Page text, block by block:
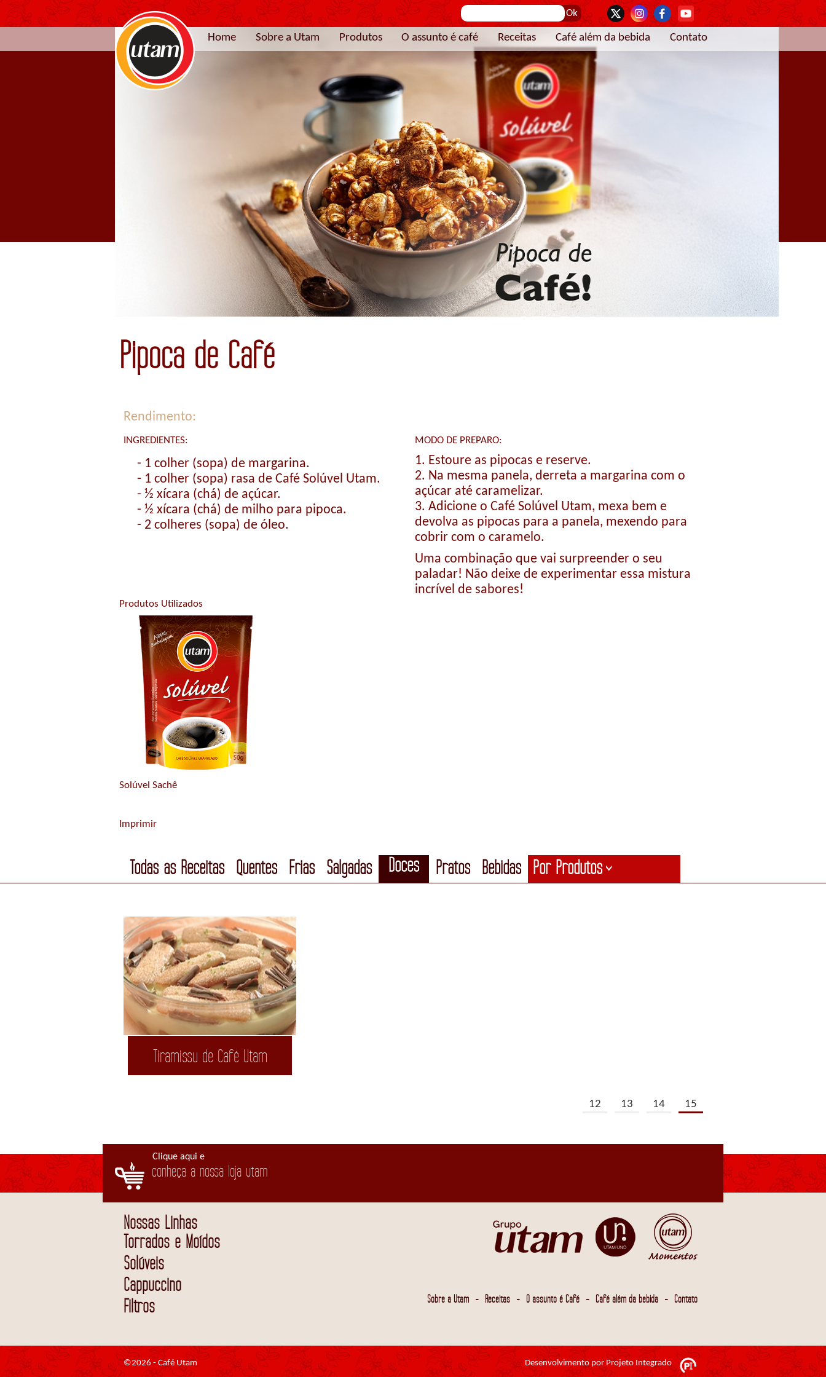
Home Sobre a Utam Produtos O assunto é café Receitas Café além da bebida Contato
Pipoca de Café
Rendimento:
INGREDIENTES:
- 1 colher (sopa) de margarina.
- 1 colher (sopa) rasa de Café Solúvel Utam.
- ½ xícara (chá) de açúcar.
- ½ xícara (chá) de milho para pipoca.
- 2 colheres (sopa) de óleo.
MODO DE PREPARO:
1. Estoure as pipocas e reserve.
2. Na mesma panela, derreta a margarina com o
açúcar até caramelizar.
3. Adicione o Café Solúvel Utam, mexa bem e
devolva as pipocas para a panela, mexendo para
cobrir com o caramelo.
Uma combinação que vai surpreender o seu
paladar! Não deixe de experimentar essa mistura
incrível de sabores!
Produtos Utilizados
Solúvel Sachê
Imprimir
Todas as Receitas Quentes Frias Salgadas Doces Pratos Bebidas Por Produtos>
Tiramissu de Café Utam
12 13 14 15
Clique aqui e
conheça a nossa loja utam
Nossas Linhas
Torrados e Moídos
Solúveis
Cappuccino
Filtros
Sobre a Utam - Receitas - O assunto é Café - Café além da bebida - Contato
©2026 - Café Utam Desenvolvimento por Projeto Integrado